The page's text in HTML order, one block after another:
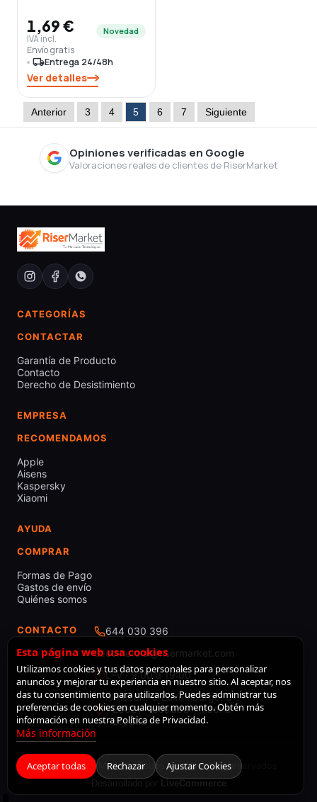
1,69 €
IVA incl.
Novedad
Envío gratis
local_shippingEntrega 24/48h
Ver detalles
Anterior 3 4 5 6 7 Siguiente
Opiniones verificadas en Google
Valoraciones reales de clientes de RiserMarket
CATEGORÍAS
CONTACTAR
Garantía de Producto
Contacto
Derecho de Desistimiento
EMPRESA
RECOMENDAMOS
Apple
Aisens
Kaspersky
Xiaomi
AYUDA
COMPRAR
Formas de Pago
Gastos de envío
Quiénes somos
CONTACTO
644 030 396
comercial@risermarket.com
L–V · 9:00 a 19:00
Almacén: C/Luxemburgo, 3
- 28821 - Coslada - Madrid
- España
© 2026 RiserMarket · Todos los derechos reservados
Desarrollado por LiveCommerce
Esta página web usa cookies
Utilizamos cookies y tus datos personales para personalizar
anuncios y mejorar tu experiencia en nuestro sitio. Al aceptar, nos
das tu consentimiento para utilizarlos. Puedes administrar tus
preferencias de cookies en cualquier momento. Obtén más
información en nuestra Política de Privacidad.
Más información
Aceptar todas Rechazar Ajustar Cookies